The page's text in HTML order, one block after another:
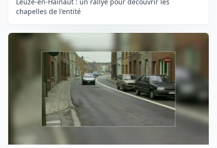
chapelles de l'entité